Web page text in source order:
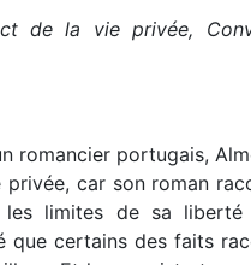
de la vie privée,
romancier portugais,
car son roman
limites de sa
certains des faits